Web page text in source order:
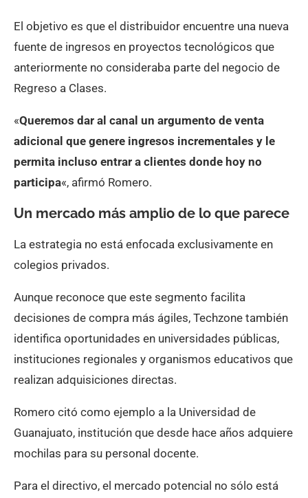
El objetivo es que el distribuidor encuentre una nueva
fuente de ingresos en proyectos tecnológicos que
anteriormente no consideraba parte del negocio de
Regreso a Clases.
«Queremos dar al canal un argumento de venta
adicional que genere ingresos incrementales y le
permita incluso entrar a clientes donde hoy no
participa«, afirmó Romero.
Un mercado más amplio de lo que parece
La estrategia no está enfocada exclusivamente en
colegios privados.
Aunque reconoce que este segmento facilita
decisiones de compra más ágiles, Techzone también
identifica oportunidades en universidades públicas,
instituciones regionales y organismos educativos que
realizan adquisiciones directas.
Romero citó como ejemplo a la Universidad de
Guanajuato, institución que desde hace años adquiere
mochilas para su personal docente.
Para el directivo, el mercado potencial no sólo está